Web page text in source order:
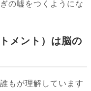
の嘘をつくようにな
メント）は脳の
もが理解しています